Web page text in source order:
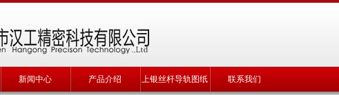
新闻中心 产品介绍 上银丝杆导轨图纸 联系我们